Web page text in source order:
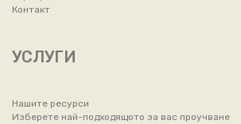
Контакт
УСЛУГИ
Нашите ресурси
Изберете най-подходящото за вас проучване